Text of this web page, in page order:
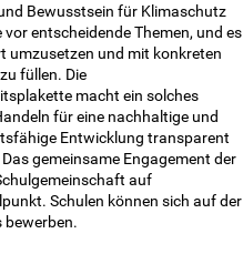
Bewusstsein für Klimaschutz
entscheidende Themen, und es
umzusetzen und mit konkreten
füllen. Die
macht ein solches
für eine nachhaltige und
Entwicklung transparent
gemeinsame Engagement der
auf
Schulen können sich auf der
bewerben.